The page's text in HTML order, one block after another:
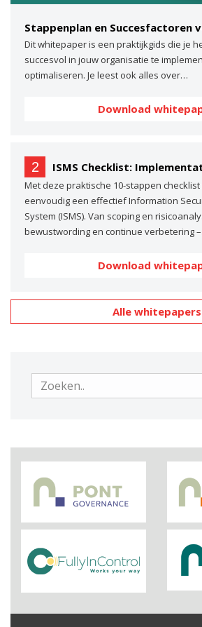
Dit whitepaper is een praktijkgids die je
succesvol in jouw organisatie te
optimaliseren. Je leest ook alles over…
Download
2 ISMS Checklist:
Met deze praktische 10-stappen
eenvoudig een effectief Information
System (ISMS). Van scoping en
bewustwording en continue verbetering
Download
Alle whitepapers
Zoeken